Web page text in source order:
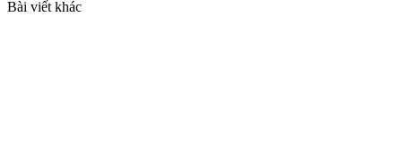
Bài viết khác